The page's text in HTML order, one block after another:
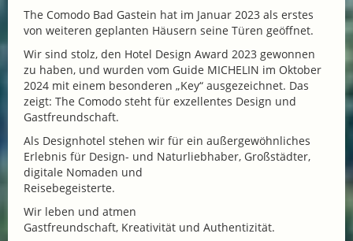
The Comodo Bad Gastein hat im Januar 2023 als erstes
von weiteren geplanten Häusern seine Türen geöffnet.
Wir sind stolz, den Hotel Design Award 2023 gewonnen
zu haben, und wurden vom Guide MICHELIN im Oktober
2024 mit einem besonderen „Key“ ausgezeichnet. Das
zeigt: The Comodo steht für exzellentes Design und
Gastfreundschaft.
Als Designhotel stehen wir für ein außergewöhnliches
Erlebnis für Design- und Naturliebhaber, Großstädter,
digitale Nomaden und
Reisebegeisterte.
Wir leben und atmen
Gastfreundschaft, Kreativität und Authentizität.